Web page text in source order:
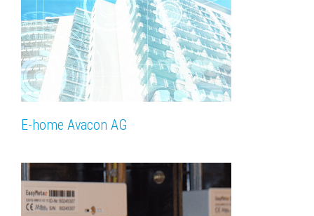
E-home Avacon AG